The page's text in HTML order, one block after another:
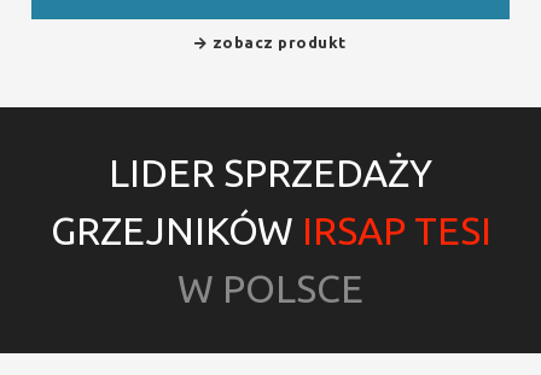
zobacz produkt
LIDER SPRZEDAŻY
GRZEJNIKÓW IRSAP TESI
W POLSCE